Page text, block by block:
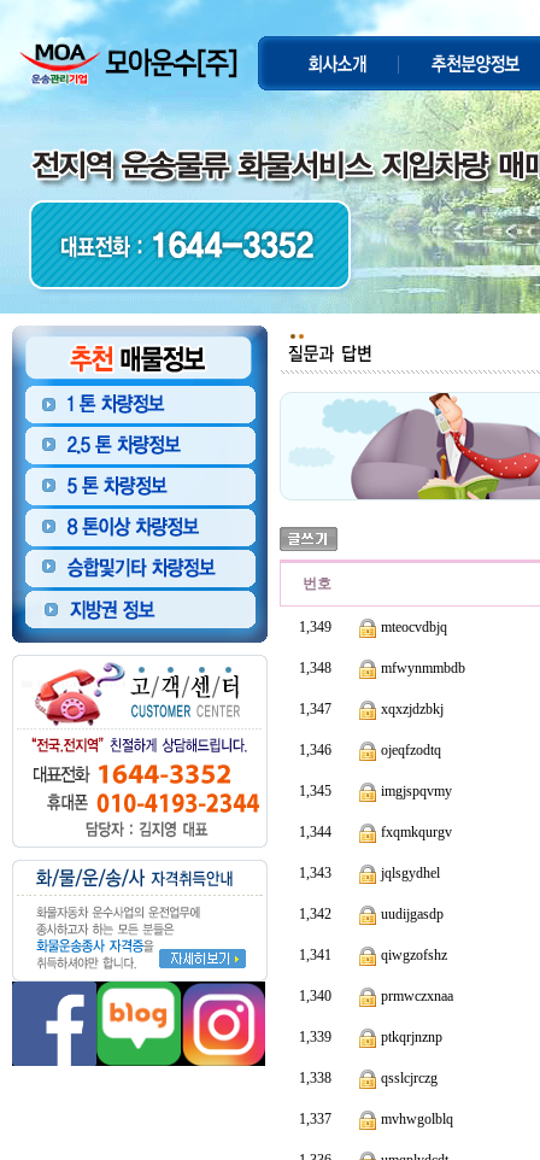
번호
1,349 mteocvdbjq
1,348 mfwynmmbdb
1,347 xqxzjdzbkj
1,346 ojeqfzodtq
1,345 imgjspqvmy
1,344 fxqmkqurgv
1,343 jqlsgydhel
1,342 uudijgasdp
1,341 qiwgzofshz
1,340 prmwczxnaa
1,339 ptkqrjnznp
1,338 qsslcjrczg
1,337 mvhwgolblq